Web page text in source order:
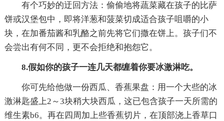
有个巧妙的迂回方法：偷偷地将蔬菜藏在孩子的比萨
饼或汉堡包中，即将洋葱和菠菜切成适合孩子咀嚼的小
块，在加番茄酱和乳酪之前先将它们撒在饼上。孩子们不
会尝出有何不同，更不会拒绝和抱怨它。
8.假如你的孩子一连几天都缠着你要冰激淋吃。
你可先给他做一份西瓜、香蕉果盘：用一个大些的冰
激淋匙盛上2～3块稍大块西瓜，这已包含孩子一天所需的
维生素b6。再在四周加上些香蕉切片，在顶部浇上香草口